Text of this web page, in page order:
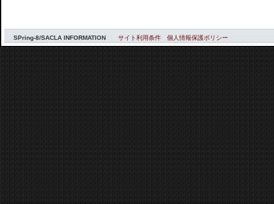
SPring-8/SACLA INFORMATION サイト利用条件 個人情報保護ポリシー